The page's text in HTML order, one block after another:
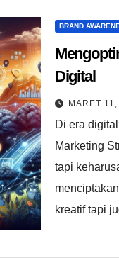
BRAND
Digital
MARET
Di era
Marketing
tapi
kreatif tapi